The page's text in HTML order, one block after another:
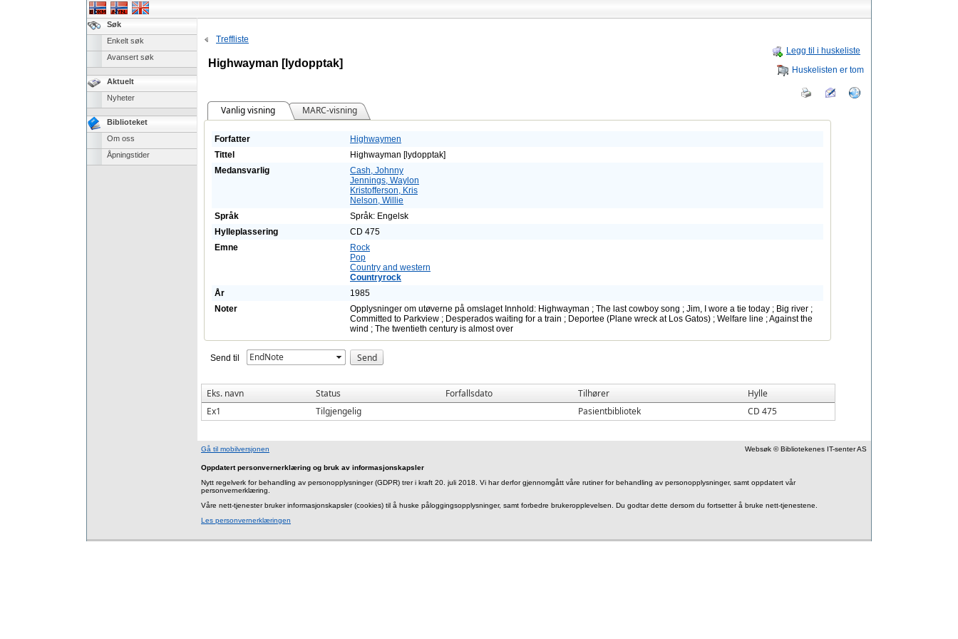
Søk
Enkelt søk
Avansert søk
Aktuelt
Nyheter
Biblioteket
Om oss
Åpningstider
Treffliste
Legg til i huskeliste
Highwayman [lydopptak]
Huskelisten er tom
Vanlig visning MARC-visning
Forfatter
Highwaymen
Tittel
Highwayman [lydopptak]
Medansvarlig
Cash, Johnny
Jennings, Waylon
Kristofferson, Kris
Nelson, Willie
Språk
Språk: Engelsk
Hylleplassering
CD 475
Emne
Rock
Pop
Country and western
Countryrock
År
1985
Noter
Opplysninger om utøverne på omslaget Innhold: Highwayman ; The last cowboy song ; Jim, I wore a tie today ; Big river ;
Committed to Parkview ; Desperados waiting for a train ; Deportee (Plane wreck at Los Gatos) ; Welfare line ; Against the
wind ; The twentieth century is almost over
Send til EndNote
Eks. navn Status Forfallsdato Tilhører
Hylle
Ex1
Tilgjengelig Pasientbibliotek CD 475
Gå til mobilversjonen
Oppdatert personvernerklæring og bruk av informasjonskapsler
Nytt regelverk for behandling av personopplysninger (GDPR) trer i kraft 20. juli 2018. Vi har derfor gjennomgått våre rutiner for behandling av personopplysninger, samt oppdatert vår
personvernerklæring.
Våre nett-tjenester bruker informasjonskapsler (cookies) til å huske påloggingsopplysninger, samt forbedre brukeropplevelsen. Du godtar dette dersom du fortsetter å bruke nett-tjenestene.
Les personvernerklæringen
Websøk © Bibliotekenes IT-senter AS